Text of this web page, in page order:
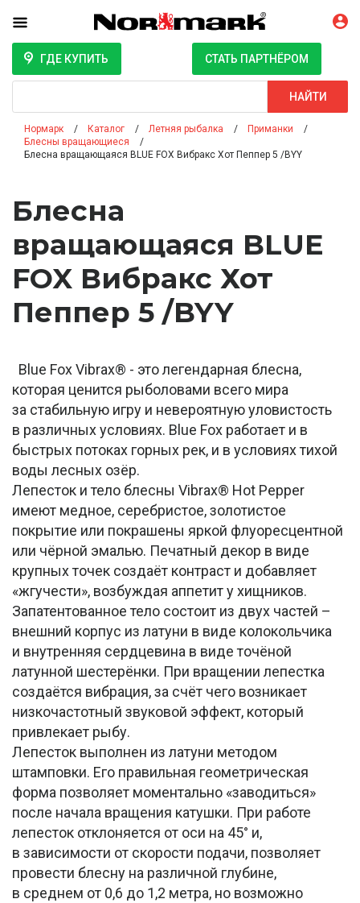
ГДЕ КУПИТЬ СТАТЬ ПАРТНЁРОМ
НАЙТИ
Нормарк Каталог Летняя рыбалка
Приманки
Блесны вращающиеся
Блесна вращающаяся BLUE FOX Вибракс Хот Пеппер 5 /BYY
Блесна
вращающаяся BLUE
FOX Вибракс Хот
Пеппер 5 /BYY
Blue Fox Vibrax® - это легендарная блесна,
которая ценится рыболовами всего мира
за стабильную игру и невероятную уловистость
в различных условиях. Blue Fox работает и в
быстрых потоках горных рек, и в условиях тихой
воды лесных озёр.
Лепесток и тело блесны Vibrax® Hot Pepper
имеют медное, серебристое, золотистое
покрытие или покрашены яркой флуоресцентной
или чёрной эмалью. Печатный декор в виде
крупных точек создаёт контраст и добавляет
«жгучести», возбуждая аппетит у хищников.
Запатентованное тело состоит из двух частей –
внешний корпус из латуни в виде колокольчика
и внутренняя сердцевина в виде точёной
латунной шестерёнки. При вращении лепестка
создаётся вибрация, за счёт чего возникает
низкочастотный звуковой эффект, который
привлекает рыбу.
Лепесток выполнен из латуни методом
штамповки. Его правильная геометрическая
форма позволяет моментально «заводиться»
после начала вращения катушки. При работе
лепесток отклоняется от оси на 45° и,
в зависимости от скорости подачи, позволяет
провести блесну на различной глубине,
в среднем от 0,6 до 1,2 метра, но возможно